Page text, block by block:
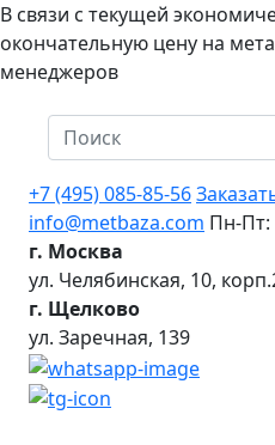
В связи с текущей
окончательную цену на
менеджеров
+7 (495) 085-85-56
info@metbaza.com Пн-Пт:
г. Москва
ул. Челябинская, 10,
г. Щелково
ул. Заречная, 139